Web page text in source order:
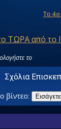
Tο 4ο
ΤΩΡΑ από το
το
Σχόλια
βίντεο: